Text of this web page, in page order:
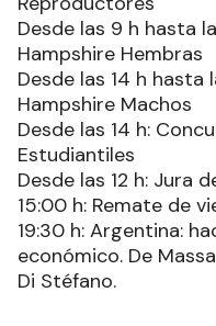
Desde las 9 h hasta
Hampshire Hembras
Desde las 14 h hasta
Hampshire Machos
Desde las 14 h:
Estudiantiles
Desde las 12 h: Jura
15:00 h: Remate de
19:30 h: Argentina:
económico. De
Di Stéfano.